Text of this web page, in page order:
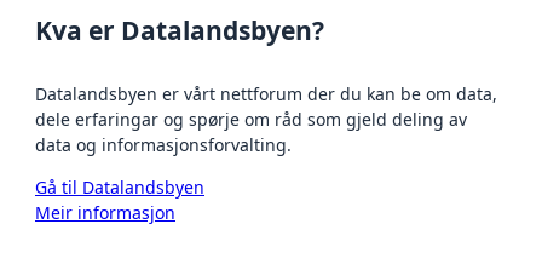
Kva er Datalandsbyen?
Datalandsbyen er vårt nettforum der du kan be om data,
dele erfaringar og spørje om råd som gjeld deling av
data og informasjonsforvalting.
Gå til Datalandsbyen
Meir informasjon